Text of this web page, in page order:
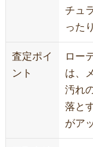
チュ
った
査定ポイ
ント
ロー
は、
汚れ
落と
がア